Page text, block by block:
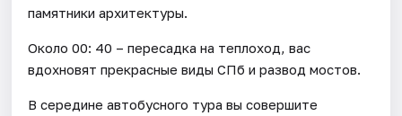
памятники архитектуры.
Около 00: 40 – пересадка на теплоход, вас
вдохновят прекрасные виды СПб и развод мостов.
В середине автобусного тура вы совершите